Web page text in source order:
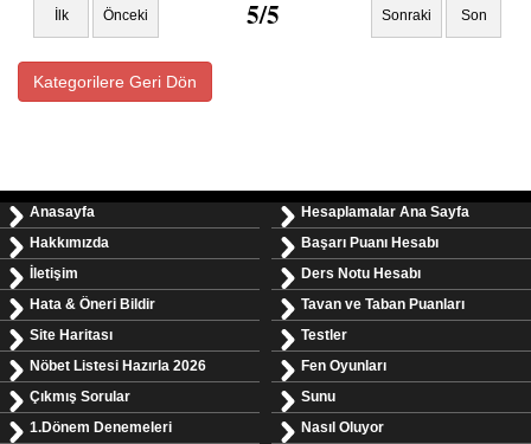
İlk Önceki 5/5 Sonraki Son
Kategorilere Geri Dön
Anasayfa
Hakkımızda
İletişim
Hata & Öneri Bildir
Site Haritası
Nöbet Listesi Hazırla 2026
Çıkmış Sorular
1.Dönem Denemeleri
Hesaplamalar Ana Sayfa
Başarı Puanı Hesabı
Ders Notu Hesabı
Tavan ve Taban Puanları
Testler
Fen Oyunları
Sunu
Nasıl Oluyor